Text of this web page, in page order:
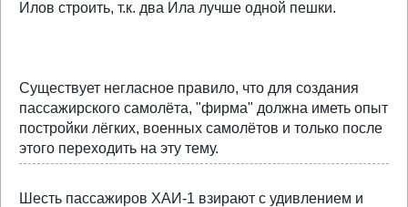
Илов строить, т.к. два Ила лучше одной пешки.
Существует негласное правило, что для создания
пассажирского самолёта, "фирма" должна иметь опыт
постройки лёгких, военных самолётов и только после
этого переходить на эту тему.
Шесть пассажиров ХАИ-1 взирают с удивлением и